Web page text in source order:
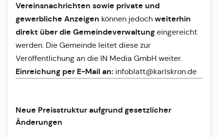
Vereinsnachrichten sowie private und
gewerbliche Anzeigen können jedoch weiterhin
direkt über die Gemeindeverwaltung eingereicht
werden. Die Gemeinde leitet diese zur
Veröffentlichung an die IN Media GmbH weiter.
Einreichung per E-Mail an: infoblatt@karlskron.de
Neue Preisstruktur aufgrund gesetzlicher
Änderungen